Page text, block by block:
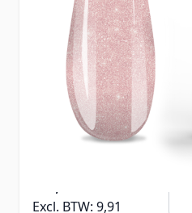
Gellak Love Storyis een
glitterroze kleur.
De rozetint is heel zacht,
en subtiele uitsraling
net dat beetje extra.
Excl. BTW: 9,91